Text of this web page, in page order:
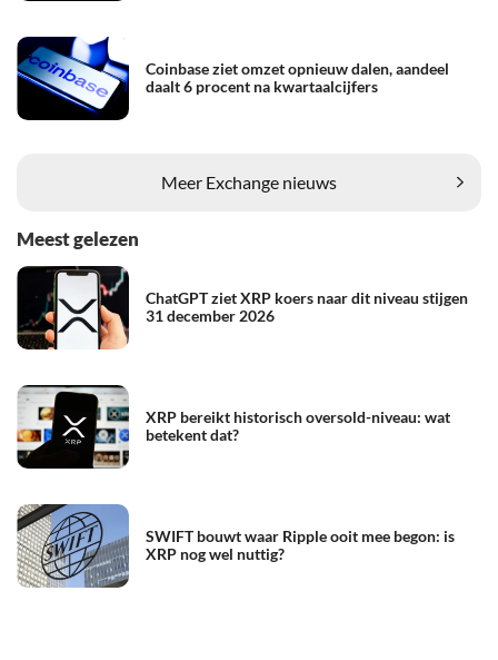
Coinbase ziet omzet opnieuw dalen, aandeel
daalt 6 procent na kwartaalcijfers
Meer Exchange nieuws
Meest gelezen
ChatGPT ziet XRP koers naar dit niveau stijgen
31 december 2026
XRP bereikt historisch oversold-niveau: wat
betekent dat?
SWIFT bouwt waar Ripple ooit mee begon: is
XRP nog wel nuttig?